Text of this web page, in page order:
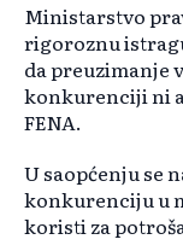
Ministarstvo
rigoroznu
da preuzimanje
konkurenciji ni
FENA.
U saopćenju se
konkurenciju u
koristi za